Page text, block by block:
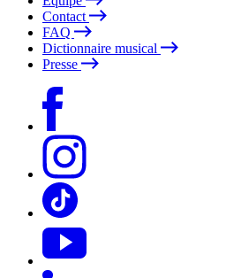
Contact
FAQ
Dictionnaire musical
Presse